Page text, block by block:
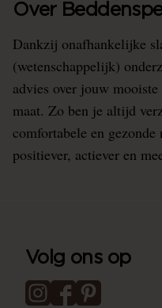
Over
Dankzij onafhankelijke
(wetenschappelijk)
advies over jouw
maat. Zo ben je altijd
comfortabele en gezonde
positiever, actiever en
Volg ons op